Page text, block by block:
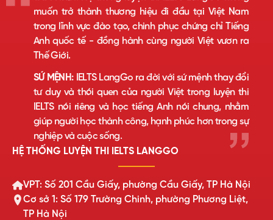
muốn trở thành thương hiệu đi đầu tại Việt Nam
trong lĩnh vực đào tạo, chinh phục chứng chỉ Tiếng
Anh quốc tế - đồng hành cùng người Việt vươn ra
Thế Giới.
SỨ MỆNH:IELTS LangGo ra đời với sứ mệnh thay đổi
tư duy và thói quen của người Việt trong luyện thi
IELTS nói riêng và học tiếng Anh nói chung, nhằm
giúp người học thành công, hạnh phúc hơn trong sự
nghiệp và cuộc sống.
HỆ THỐNG LUYỆN THI IELTS LANGGO
VPT: Số 201 Cầu Giấy, phường Cầu Giấy, TP Hà Nội
Cơ sở 1: Số 179 Trường Chinh, phường Phương Liệt,
TP Hà Nội